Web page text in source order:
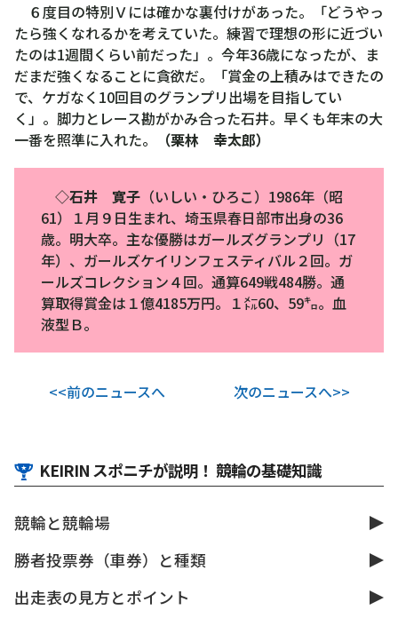
６度目の特別Ｖには確かな裏付けがあった。「どうやっ
たら強くなれるかを考えていた。練習で理想の形に近づい
たのは1週間くらい前だった」。今年36歳になったが、ま
だまだ強くなることに貪欲だ。「賞金の上積みはできたの
で、ケガなく10回目のグランプリ出場を目指してい
く」。脚力とレース勘がかみ合った石井。早くも年末の大
一番を照準に入れた。
（栗林 幸太郎）
◇石井 寛子 （いしい・ひろこ）1986年（昭
61）１月９日生まれ、埼玉県春日部市出身の36
歳。明大卒。主な優勝はガールズグランプリ（17
年）、ガールズケイリンフェスティバル２回。ガ
ールズコレクション４回。通算649戦484勝。通
算取得賞金は１億4185万円。１㍍60、59㌔。血
液型Ｂ。
<<前のニュースへ 次のニュースへ>>
KEIRIN スポニチが説明！ 競輪の基礎知識
競輪と競輪場
勝者投票券（車券）と種類
出走表の見方とポイント